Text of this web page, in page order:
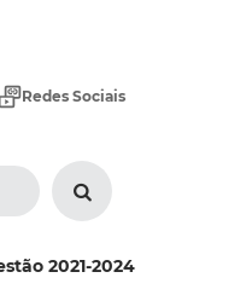
Redes Sociais
2021-2024